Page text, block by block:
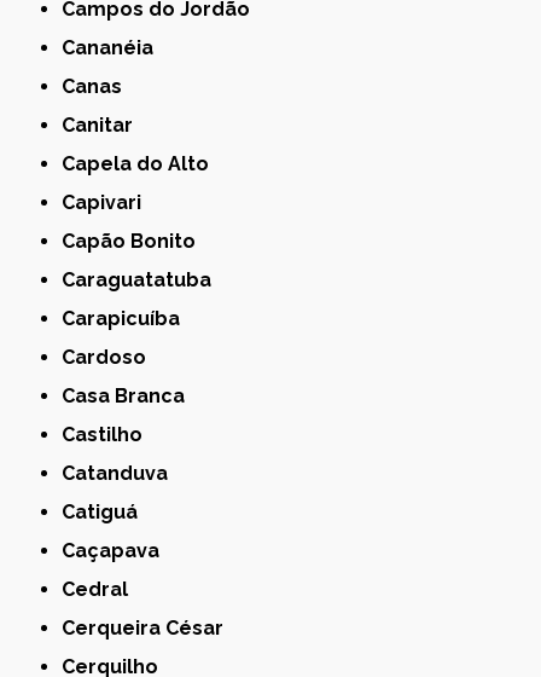
Campos do Jordão
Cananéia
Canas
Canitar
Capela do Alto
Capivari
Capão Bonito
Caraguatatuba
Carapicuíba
Cardoso
Casa Branca
Castilho
Catanduva
Catiguá
Caçapava
Cedral
Cerqueira César
Cerquilho